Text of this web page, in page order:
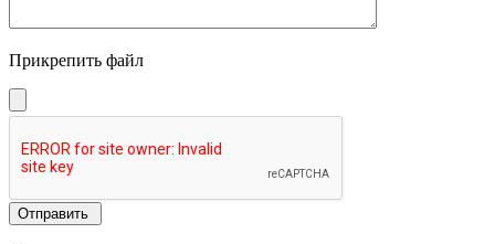
Прикрепить файл